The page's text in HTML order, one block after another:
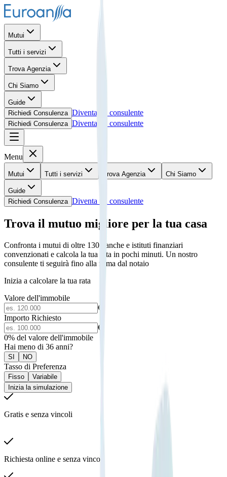
Mutui
Tutti i servizi
Trova Agenzia
Chi Siamo
Guide
Richiedi Consulenza Diventa un consulente
Richiedi Consulenza Diventa un consulente
Menu
Mutui Tutti i servizi Trova Agenzia Chi Siamo
Guide
Richiedi Consulenza Diventa un consulente
Trova il mutuo migliore per la tua casa
Confronta i mutui di oltre 130 banche e istituti finanziari
convenzionati e calcola la tua rata in pochi minuti. Un nostro
consulente ti seguirà fino alla firma dal notaio
Inizia a calcolare la tua rata
Valore dell'immobile
€
Importo Richiesto
€
0% del valore dell'immobile
Hai meno di 36 anni?
SI NO
Tasso di Preferenza
Fisso
Variabile
Inizia la simulazione
Gratis e senza vincoli
Richiesta online e senza vincoli